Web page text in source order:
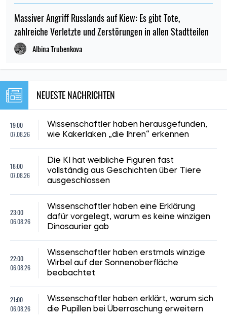
Massiver Angriff Russlands auf Kiew: Es gibt Tote,
zahlreiche Verletzte und Zerstörungen in allen Stadtteilen
Albina Trubenkova
NEUESTE NACHRICHTEN
19:00
07.08.26
Wissenschaftler haben herausgefunden,
wie Kakerlaken „die Ihren“ erkennen
18:00
07.08.26
Die KI hat weibliche Figuren fast
vollständig aus Geschichten über Tiere
ausgeschlossen
23:00
06.08.26
Wissenschaftler haben eine Erklärung
dafür vorgelegt, warum es keine winzigen
Dinosaurier gab
22:00
06.08.26
Wissenschaftler haben erstmals winzige
Wirbel auf der Sonnenoberfläche
beobachtet
21:00
06.08.26
Wissenschaftler haben erklärt, warum sich
die Pupillen bei Überraschung erweitern